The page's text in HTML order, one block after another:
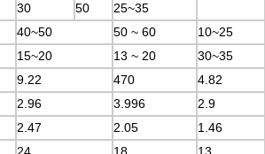
30 50
25~35
40~50 50 ~ 60 10~25
15~20 13 ~ 20 30~35
9.22 470
4.82
2.96 3.996
2.9
2.47 2.05
1.46